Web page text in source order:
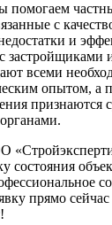
помогаем
с
и
всеми
опытом, а
признаются
состояния
прямо